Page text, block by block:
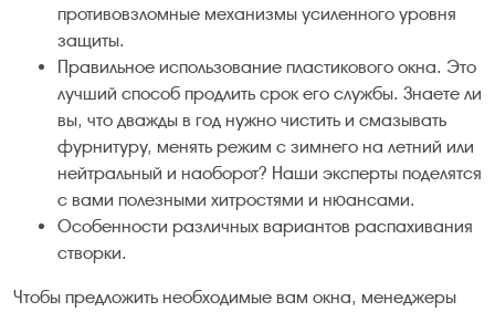
противовзломные механизмы усиленного уровня
защиты.
Правильное использование пластикового окна. Это
лучший способ продлить срок его службы. Знаете ли
вы, что дважды в год нужно чистить и смазывать
фурнитуру, менять режим с зимнего на летний или
нейтральный и наоборот? Наши эксперты поделятся
с вами полезными хитростями и нюансами.
Особенности различных вариантов распахивания
створки.
Чтобы предложить необходимые вам окна, менеджеры